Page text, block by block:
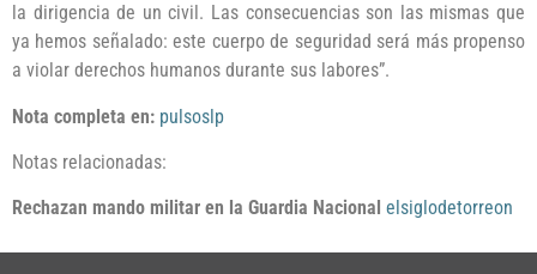
la dirigencia de un civil. Las consecuencias son las mismas que
ya hemos señalado: este cuerpo de seguridad será más propenso
a violar derechos humanos durante sus labores”.
Nota completa en: pulsoslp
Notas relacionadas:
Rechazan mando militar en la Guardia Nacional elsiglodetorreon